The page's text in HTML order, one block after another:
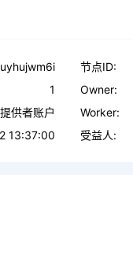
1
供者账户
13:37:00
节点ID:
Owner:
Worker:
受益人: